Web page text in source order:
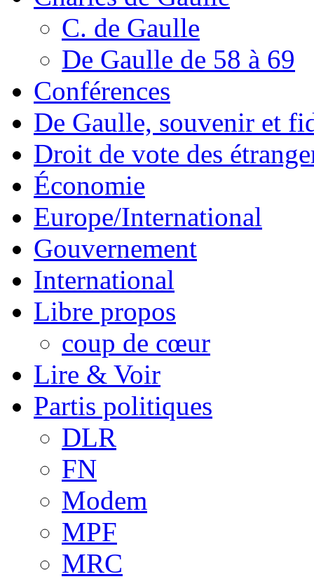
C. de Gaulle
De Gaulle de 58 à 69
Conférences
De Gaulle, souvenir et
Droit de vote des
Économie
Europe/International
Gouvernement
International
Libre propos
coup de cœur
Lire & Voir
Partis politiques
DLR
FN
Modem
MPF
MRC